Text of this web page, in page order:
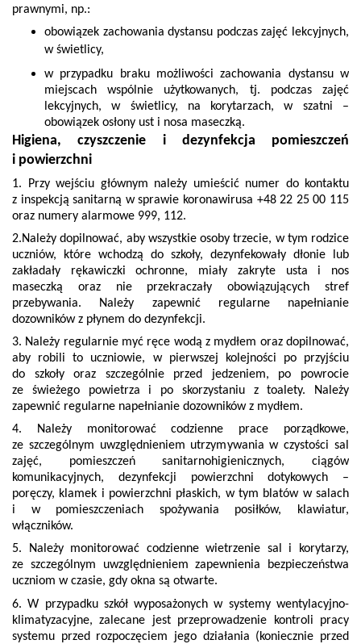
prawnymi, np.:
obowiązek zachowania dystansu podczas zajęć lekcyjnych,
w świetlicy,
w przypadku braku możliwości zachowania dystansu w
miejscach wspólnie użytkowanych, tj. podczas zajęć
lekcyjnych, w świetlicy, na korytarzach, w szatni –
obowiązek osłony ust i nosa maseczką.
Higiena, czyszczenie i dezynfekcja pomieszczeń
i powierzchni
1. Przy wejściu głównym należy umieścić numer do kontaktu
z inspekcją sanitarną w sprawie koronawirusa +48 22 25 00 115
oraz numery alarmowe 999, 112.
2.Należy dopilnować, aby wszystkie osoby trzecie, w tym rodzice
uczniów, które wchodzą do szkoły, dezynfekowały dłonie lub
zakładały rękawiczki ochronne, miały zakryte usta i nos
maseczką oraz nie przekraczały obowiązujących stref
przebywania. Należy zapewnić regularne napełnianie
dozowników z płynem do dezynfekcji.
3. Należy regularnie myć ręce wodą z mydłem oraz dopilnować,
aby robili to uczniowie, w pierwszej kolejności po przyjściu
do szkoły oraz szczególnie przed jedzeniem, po powrocie
ze świeżego powietrza i po skorzystaniu z toalety. Należy
zapewnić regularne napełnianie dozowników z mydłem.
4. Należy monitorować codzienne prace porządkowe,
ze szczególnym uwzględnieniem utrzymywania w czystości sal
zajęć, pomieszczeń sanitarnohigienicznych, ciągów
komunikacyjnych, dezynfekcji powierzchni dotykowych –
poręczy, klamek i powierzchni płaskich, w tym blatów w salach
i w pomieszczeniach spożywania posiłków, klawiatur,
włączników.
5. Należy monitorować codzienne wietrzenie sal i korytarzy,
ze szczególnym uwzględnieniem zapewnienia bezpieczeństwa
uczniom w czasie, gdy okna są otwarte.
6. W przypadku szkół wyposażonych w systemy wentylacyjno-
klimatyzacyjne, zalecane jest przeprowadzenie kontroli pracy
systemu przed rozpoczęciem jego działania (koniecznie przed